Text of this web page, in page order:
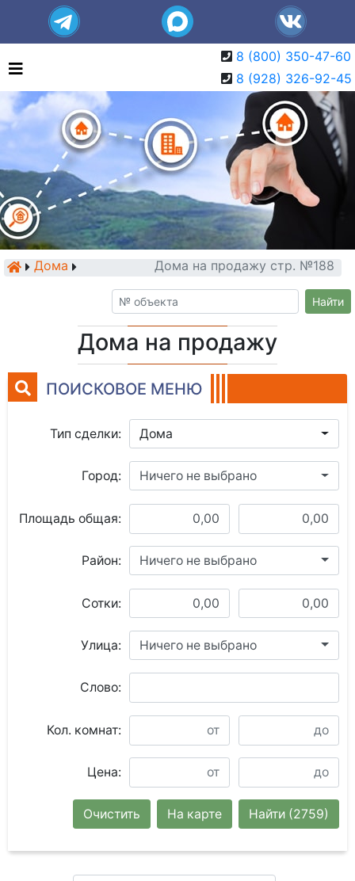
8 (800) 350-47-60
8 (928) 326-92-45
Дома Дома на продажу стр. №188
Найти
Дома на продажу
ПОИСКОВОЕ МЕНЮ
Тип сделки: Дома
Город: Ничего не выбрано
Площадь общая:
Район: Ничего не выбрано
Сотки:
Улица: Ничего не выбрано
Слово:
Кол. комнат:
Цена:
Найти (2759)
На карте
Очистить